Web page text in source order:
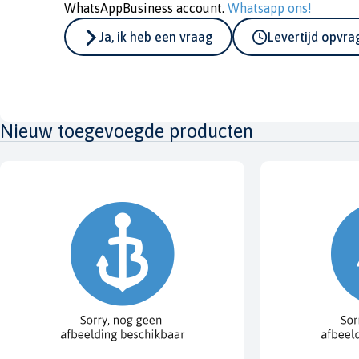
WhatsAppBusiness account. Whatsapp ons!
Ja, ik heb een vraag
Levertijd
Nieuw toegevoegde producten